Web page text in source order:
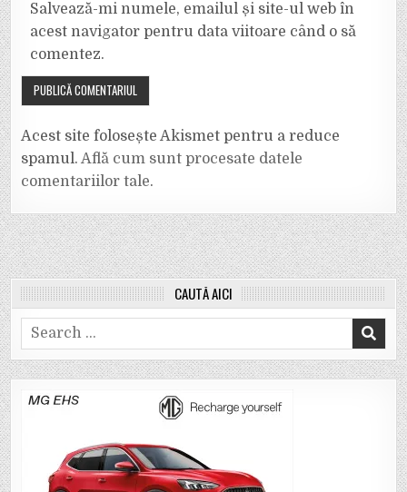
Salvează-mi numele, emailul și site-ul web în
acest navigator pentru data viitoare când o să
comentez.
Acest site folosește Akismet pentru a reduce
spamul.Află cum sunt procesate datele
comentariilor tale.
CAUTĂ AICI
Search
for: